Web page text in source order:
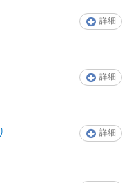
詳細
詳細
詳細